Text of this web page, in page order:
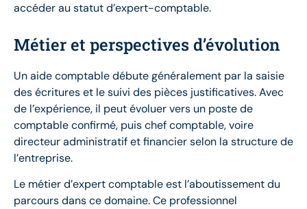
accéder au statut d’expert-comptable.
Métier et perspectives d’évolution
Un aide comptable débute généralement par la saisie
des écritures et le suivi des pièces justificatives. Avec
de l’expérience, il peut évoluer vers un poste de
comptable confirmé, puis chef comptable, voire
directeur administratif et financier selon la structure de
l’entreprise.
Le métier d’expert comptable est l’aboutissement du
parcours dans ce domaine. Ce professionnel